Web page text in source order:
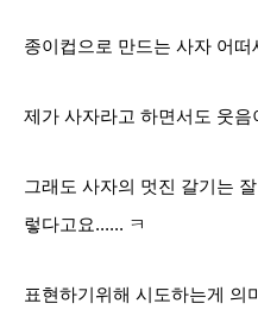
종이컵으로 만드는 사자 어떠
제가 사자라고 하면서도 웃음
그래도 사자의 멋진 갈기는
렇다고요...... ㅋ
표현하기위해 시도하는게 의